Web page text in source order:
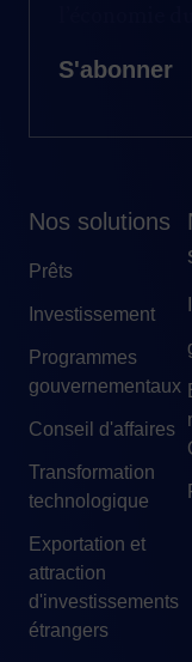
Nos solutions
Prêts
Investissement
Programmes
gouvernementaux
Conseil d'affaires
Transformation
technologique
Exportation et
attraction
d'investissements
étrangers
S'abonner